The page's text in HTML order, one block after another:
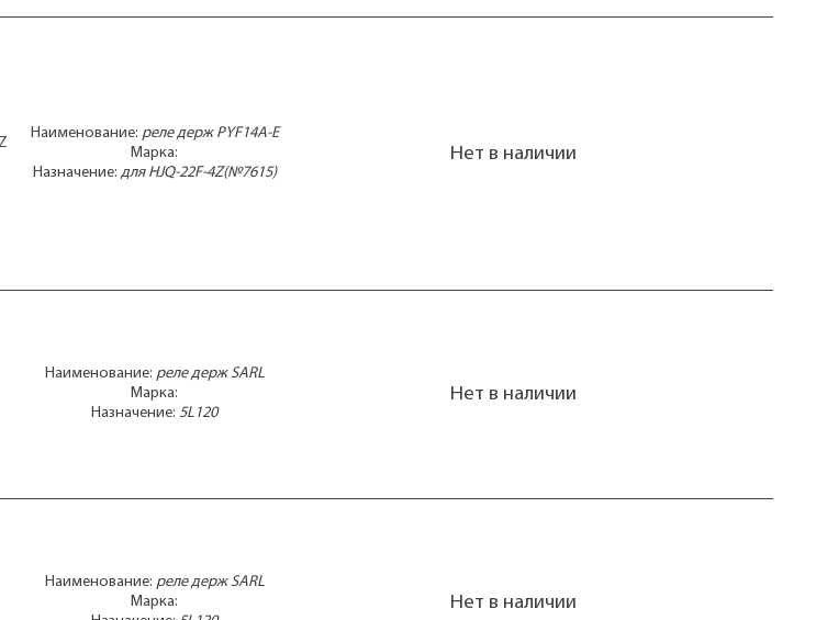
Наименование: реле держ PYF14A-E
Марка:
Назначение: для HJQ-22F-4Z(№7615)
Нет в наличии
Наименование: реле держ SARL
Марка:
Назначение: 5L120
Нет в наличии
Наименование: реле держ SARL
Марка:
Нет в наличии